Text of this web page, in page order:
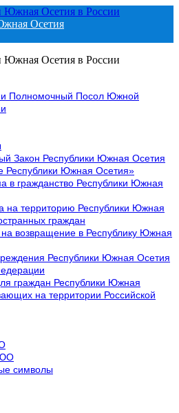
Осетия
и Полномочный Посол Южной
Закон Республики Южная Осетия
Республики Южная Осетия»
в гражданство Республики Южная
на территорию Республики Южная
граждан
на возвращение в Республику Южная
Республики Южная Осетия
граждан Республики Южная
на территории Российской
символы